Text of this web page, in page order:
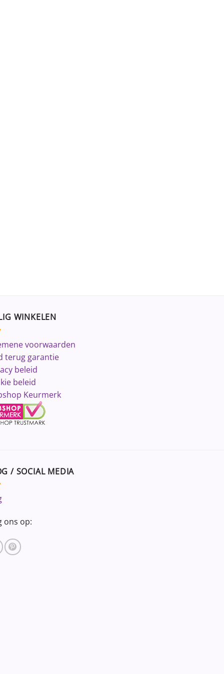
WINKELEN
voorwaarden
terug garantie
beleid
beleid
Keurmerk
/ SOCIAL MEDIA
ons op: